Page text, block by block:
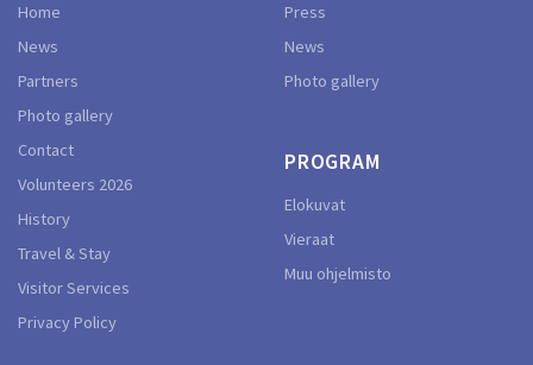
Home
News
Partners
Photo gallery
Contact
Volunteers 2026
History
Travel & Stay
Visitor Services
Privacy Policy
Press
News
Photo gallery
PROGRAM
Elokuvat
Vieraat
Muu ohjelmisto